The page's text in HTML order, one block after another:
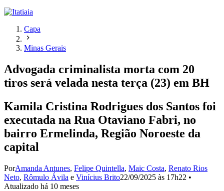
Capa
Minas Gerais
Advogada criminalista morta com 20
tiros será velada nesta terça (23) em BH
Kamila Cristina Rodrigues dos Santos foi
executada na Rua Otaviano Fabri, no
bairro Ermelinda, Região Noroeste da
capital
PorAmanda Antunes, Felipe Quintella, Maic Costa, Renato Rios
Neto, Rômulo Ávila e Vinícius Brito22/09/2025 às 17h22 •
Atualizado há 10 meses